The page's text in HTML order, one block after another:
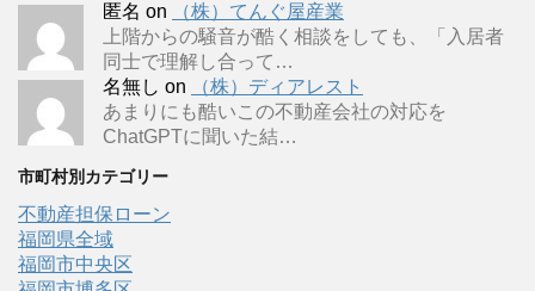
匿名 on
（株）てんぐ屋産業
上階からの騒音が酷く相談をしても、「入居者
同士で理解し合って…
名無し on
（株）ディアレスト
あまりにも酷いこの不動産会社の対応を
ChatGPTに聞いた結…
市町村別カテゴリー
不動産担保ローン
福岡県全域
福岡市中央区